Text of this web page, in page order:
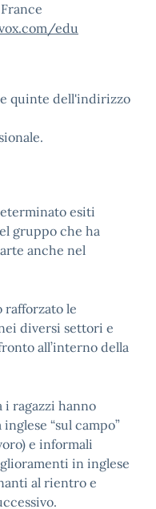
edu
quinte dell'indirizzo
esiti
gruppo che ha
anche nel
le
diversi settori e
all’interno della
ragazzi hanno
“sul campo”
e informali
in inglese
al rientro e